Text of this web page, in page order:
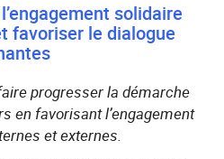
solidaire
favoriser le dialogue
progresser la démarche
en favorisant l’engagement
et externes.